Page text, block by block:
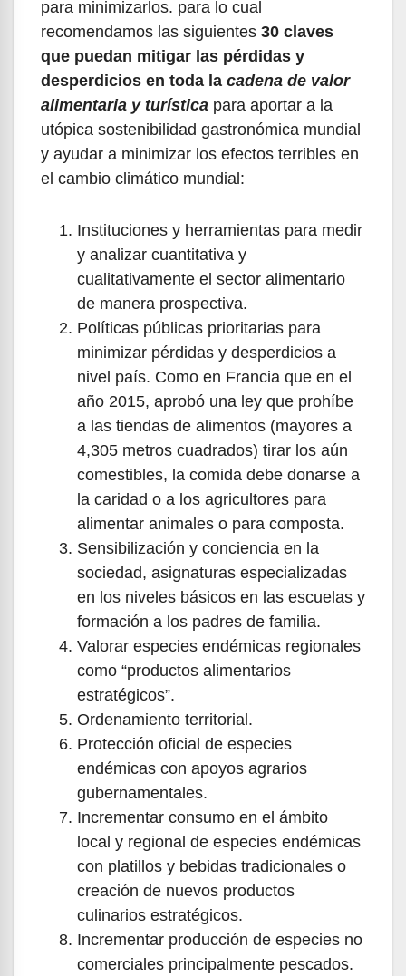
para minimizarlos. para lo cual
recomendamos las siguientes 30 claves
que puedan mitigar las pérdidas y
desperdicios en toda la cadena de valor
alimentaria y turística para aportar a la
utópica sostenibilidad gastronómica mundial
y ayudar a minimizar los efectos terribles en
el cambio climático mundial:
Instituciones y herramientas para medir
y analizar cuantitativa y
cualitativamente el sector alimentario
de manera prospectiva.
Políticas públicas prioritarias para
minimizar pérdidas y desperdicios a
nivel país. Como en Francia que en el
año 2015, aprobó una ley que prohíbe
a las tiendas de alimentos (mayores a
4,305 metros cuadrados) tirar los aún
comestibles, la comida debe donarse a
la caridad o a los agricultores para
alimentar animales o para composta.
Sensibilización y conciencia en la
sociedad, asignaturas especializadas
en los niveles básicos en las escuelas y
formación a los padres de familia.
Valorar especies endémicas regionales
como “productos alimentarios
estratégicos”.
Ordenamiento territorial.
Protección oficial de especies
endémicas con apoyos agrarios
gubernamentales.
Incrementar consumo en el ámbito
local y regional de especies endémicas
con platillos y bebidas tradicionales o
creación de nuevos productos
culinarios estratégicos.
Incrementar producción de especies no
comerciales principalmente pescados.